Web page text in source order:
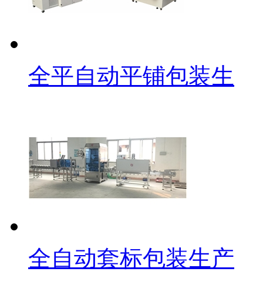
全平自动平铺包装生
全自动套标包装生产